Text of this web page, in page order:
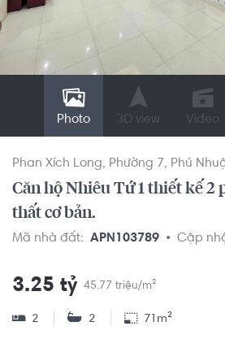
Photo 3D view Video
Phan Xích Long Phường 7 Phú
Căn hộ Nhiêu Tứ 1 thiết kế 2
thất cơ bản.
Mã nhà đất: APN103789 Cập
3.25 tỷ 45.77 triệu/m²
2 2 71m²